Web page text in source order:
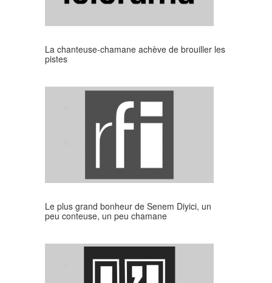
La chanteuse-chamane achève de brouiller les
pistes
Le plus grand bonheur de Senem Diyici, un
peu conteuse, un peu chamane